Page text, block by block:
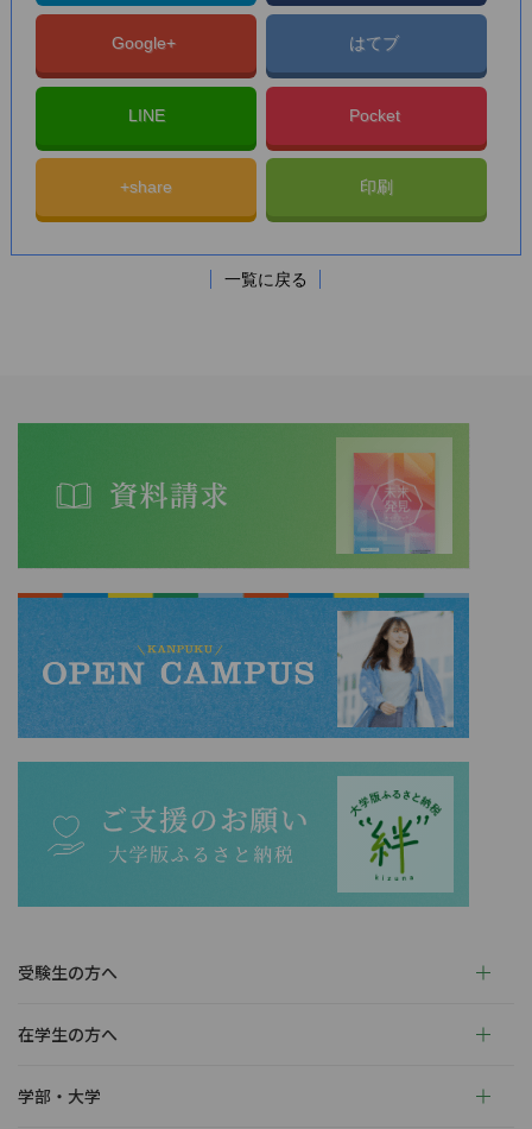
Google+ はてブ
LINE Pocket
+share 印刷
一覧に戻る
受験生の方へ
在学生の方へ
学部・大学